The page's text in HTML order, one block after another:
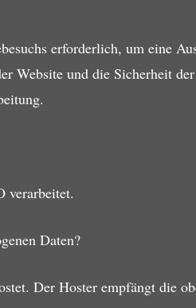
erforderlich, um eine
und die Sicherheit
verarbeitet.
Daten?
Der Hoster empfängt die